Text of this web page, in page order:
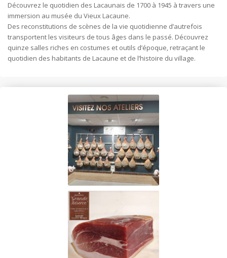
Découvrez le quotidien des Lacaunais de 1700 à 1945 à travers une
immersion au musée du Vieux Lacaune.
Des reconstitutions de scènes de la vie quotidienne d’autrefois
transportent les visiteurs de tous âges dans le passé. Découvrez
quinze salles riches en costumes et outils d’époque, retraçant le
quotidien des habitants de Lacaune et de l’histoire du village.